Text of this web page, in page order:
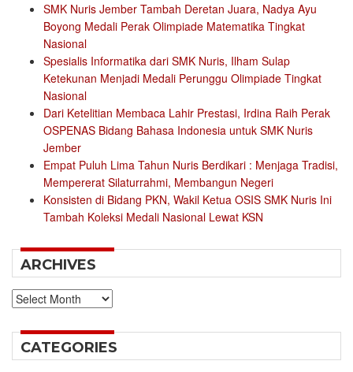
SMK Nuris Jember Tambah Deretan Juara, Nadya Ayu
Boyong Medali Perak Olimpiade Matematika Tingkat
Nasional
Spesialis Informatika dari SMK Nuris, Ilham Sulap
Ketekunan Menjadi Medali Perunggu Olimpiade Tingkat
Nasional
Dari Ketelitian Membaca Lahir Prestasi, Irdina Raih Perak
OSPENAS Bidang Bahasa Indonesia untuk SMK Nuris
Jember
Empat Puluh Lima Tahun Nuris Berdikari : Menjaga Tradisi,
Mempererat Silaturrahmi, Membangun Negeri
Konsisten di Bidang PKN, Wakil Ketua OSIS SMK Nuris Ini
Tambah Koleksi Medali Nasional Lewat KSN
ARCHIVES
Archives
CATEGORIES